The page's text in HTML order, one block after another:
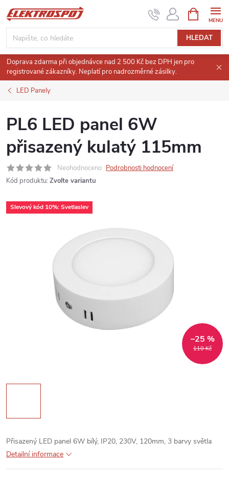
Přejít
na
obsah
HLEDAT
NÁKUPNÍ
KOŠÍK
Doprava zdarma při objednávce nad 2 500 Kč bez DPH jen pro
registrované zákazníky. Neplatí pro nadrozměrné zásilky.
LED Panely
PL6 LED panel 6W
přisazený kulatý 115mm
Neohodnoceno Podrobnosti hodnocení
Kód produktu: Zvolte variantu
Slevový kód 10%: Svetlaslev
110 Kč
–25 %
Přisazený LED panel 6W bílý, IP20, 230V, 120mm, 3 barvy světla
Detailní informace